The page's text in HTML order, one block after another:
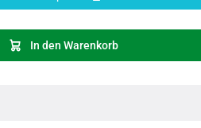
In den Warenkorb